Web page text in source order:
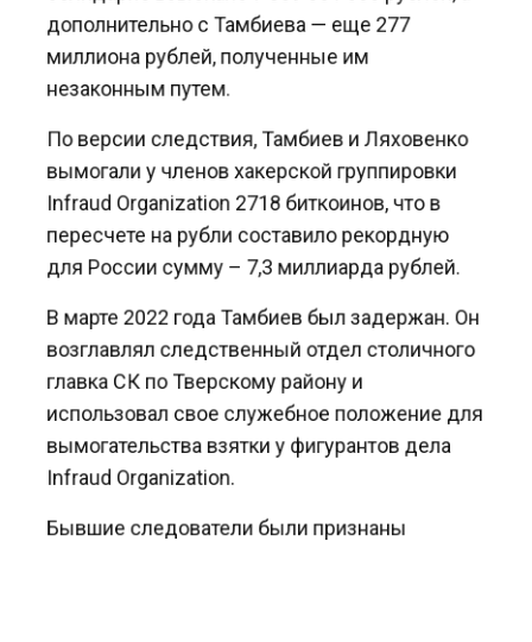
дополнительно с Тамбиева — еще 277
миллиона рублей, полученные им
незаконным путем.
По версии следствия, Тамбиев и Ляховенко
вымогали у членов хакерской группировки
Infraud Organization 2718 биткоинов, что в
пересчете на рубли составило рекордную
для России сумму – 7,3 миллиарда рублей.
В марте 2022 года Тамбиев был задержан. Он
возглавлял следственный отдел столичного
главка СК по Тверскому району и
использовал свое служебное положение для
вымогательства взятки у фигурантов дела
Infraud Organization.
Бывшие следователи были признаны